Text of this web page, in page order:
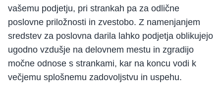
vašemu podjetju, pri strankah pa za odlične
poslovne priložnosti in zvestobo. Z namenjanjem
sredstev za poslovna darila lahko podjetja oblikujejo
ugodno vzdušje na delovnem mestu in zgradijo
močne odnose s strankami, kar na koncu vodi k
večjemu splošnemu zadovoljstvu in uspehu.